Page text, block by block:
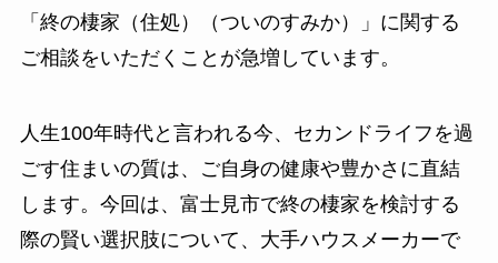
「終の棲家（住処）（ついのすみか）」に関する
ご相談をいただくことが急増しています。
人生100年時代と言われる今、セカンドライフを過
ごす住まいの質は、ご自身の健康や豊かさに直結
します。今回は、富士見市で終の棲家を検討する
際の賢い選択肢について、大手ハウスメーカーで